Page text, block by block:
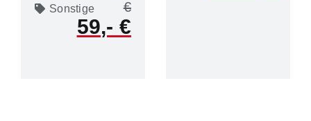
Sonstige
59